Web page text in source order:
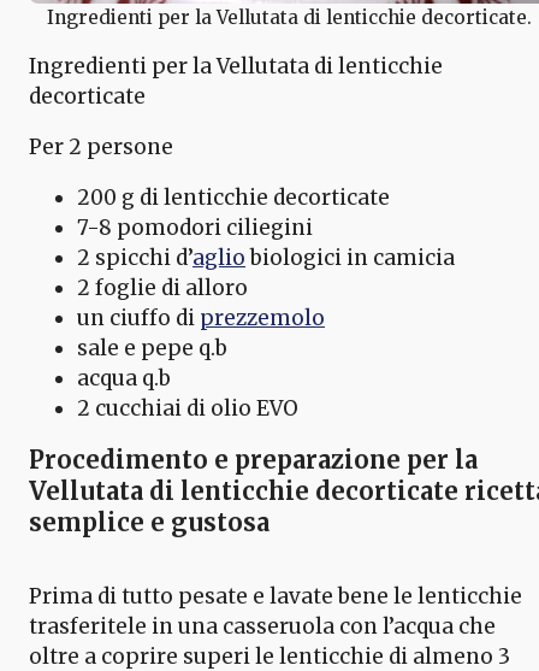
Ingredienti per la Vellutata di lenticchie decorticate.
Ingredienti per la Vellutata di lenticchie
decorticate
Per 2 persone
200 g di lenticchie decorticate
7-8 pomodori ciliegini
2 spicchi d’agliobiologici in camicia
2 foglie di alloro
un ciuffo di prezzemolo
sale e pepe q.b
acqua q.b
2 cucchiai di olio EVO
Procedimento e preparazione per la
Vellutata di lenticchie decorticate
semplice e gustosa
Prima di tutto pesate e lavate bene le lenticchie
trasferitele in una casseruola con l’acqua che
oltre a coprire superi le lenticchie di almeno 3